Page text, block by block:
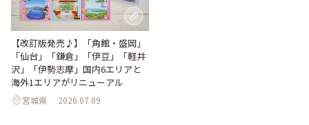
【改訂版発売♪】「角館・盛岡」
「仙台」「鎌倉」「伊豆」「軽井
沢」「伊勢志摩」国内6エリアと
海外1エリアがリニューアル
宮城県 2026.07.09